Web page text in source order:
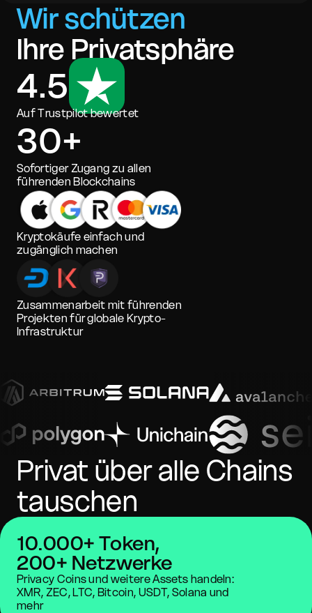
Wir schützen
Ihre Privatsphäre
4.5
Auf Trustpilot bewertet
30+
Sofortiger Zugang zu allen
führenden Blockchains
Kryptokäufe einfach und
zugänglich machen
Zusammenarbeit mit führenden
Projekten für globale Krypto-
Infrastruktur
Privat über alle Chains
tauschen
10.000+ Token,
200+ Netzwerke
Privacy Coins und weitere Assets handeln:
XMR, ZEC, LTC, Bitcoin, USDT, Solana und
mehr